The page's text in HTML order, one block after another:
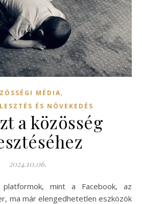
MÉDIA,
ÉS NÖVEKEDÉS
a közösség
2024.10.06.
ma már elengedhetetlen eszközök